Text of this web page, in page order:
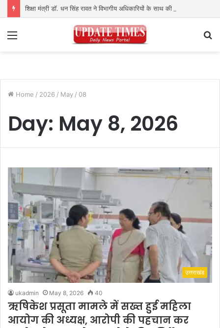
शिक्षा मंत्री डॉ. धन सिंह रावत ने विभागीय अधिकारियों के साथ की समीक्षा बैठक
Home / 2026 / May / 08
Day: May 8, 2026
उत्तराखंड
ukadmin May 8, 2026 40
ऋषिकेश प्रसूता मामले में सख्त हुई महिला
आयोग की अध्यक्ष, आरोपी की पहचान कर